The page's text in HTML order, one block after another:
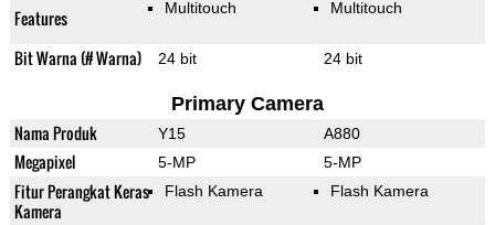
Features Multitouch Multitouch
Bit Warna (# Warna) 24 bit 24 bit
Primary Camera
Nama Produk Y15 A880
Megapixel 5-MP 5-MP
Fitur Perangkat Keras
Kamera
Flash Kamera Flash Kamera